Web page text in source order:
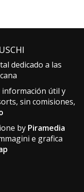
dedicado a las
útil y
sin comisiones,
by Piramedia
e grafica